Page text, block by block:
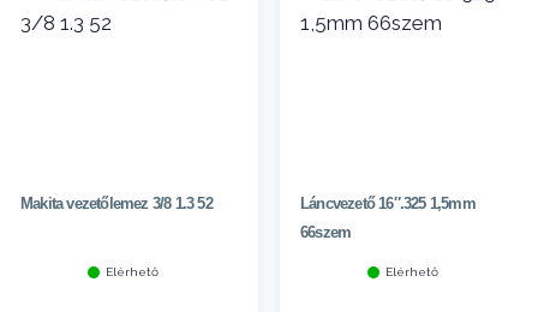
Makita vezetőlemez 3/8 1.3 52
Elérhető
Láncvezető 16″.325 1,5mm
66szem
Elérhető